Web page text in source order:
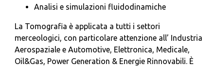
Analisi e simulazioni fluidodinamiche
La Tomografia è applicata a tutti i settori
merceologici, con particolare attenzione all’ Industria
Aerospaziale e Automotive, Elettronica, Medicale,
Oil&Gas, Power Generation & Energie Rinnovabili. È